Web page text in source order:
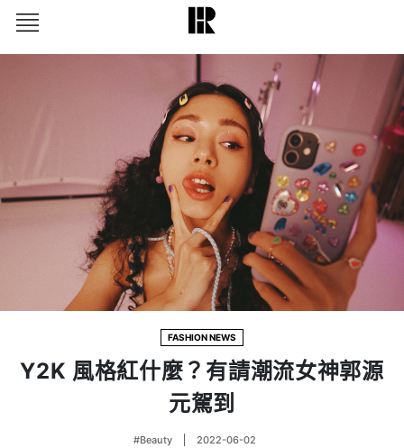
FASHION NEWS
Y2K 風格紅什麼？有請潮流女神郭源
元駕到
#Beauty 2022-06-02